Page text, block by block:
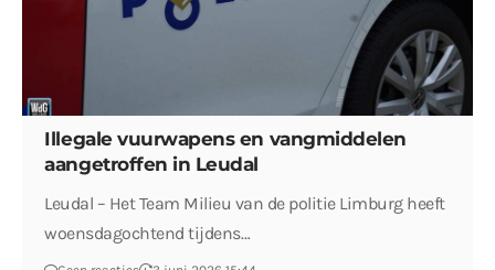
Illegale vuurwapens en vangmiddelen
aangetroffen in Leudal
Leudal – Het Team Milieu van de politie Limburg heeft
woensdagochtend tijdens…